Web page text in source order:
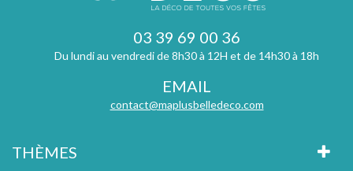
03 39 69 00 36
Du lundi au vendredi de 8h30 à 12H et de 14h30 à 18h
EMAIL
contact@maplusbelledeco.com
THÈMES